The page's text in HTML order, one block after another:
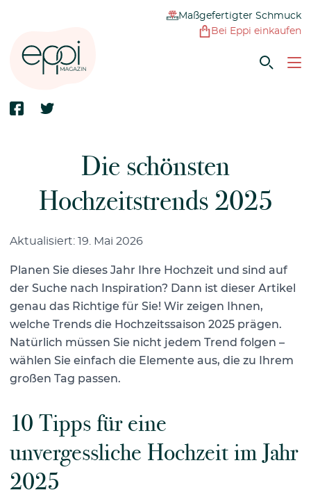
Maßgefertigter Schmuck
Bei Eppi einkaufen
Die schönsten
Hochzeitstrends 2025
Aktualisiert: 19. Mai 2026
Planen Sie dieses Jahr Ihre Hochzeit und sind auf
der Suche nach Inspiration? Dann ist dieser Artikel
genau das Richtige für Sie! Wir zeigen Ihnen,
welche Trends die Hochzeitssaison 2025 prägen.
Natürlich müssen Sie nicht jedem Trend folgen –
wählen Sie einfach die Elemente aus, die zu Ihrem
großen Tag passen.
10 Tipps für eine
unvergessliche Hochzeit im Jahr
2025